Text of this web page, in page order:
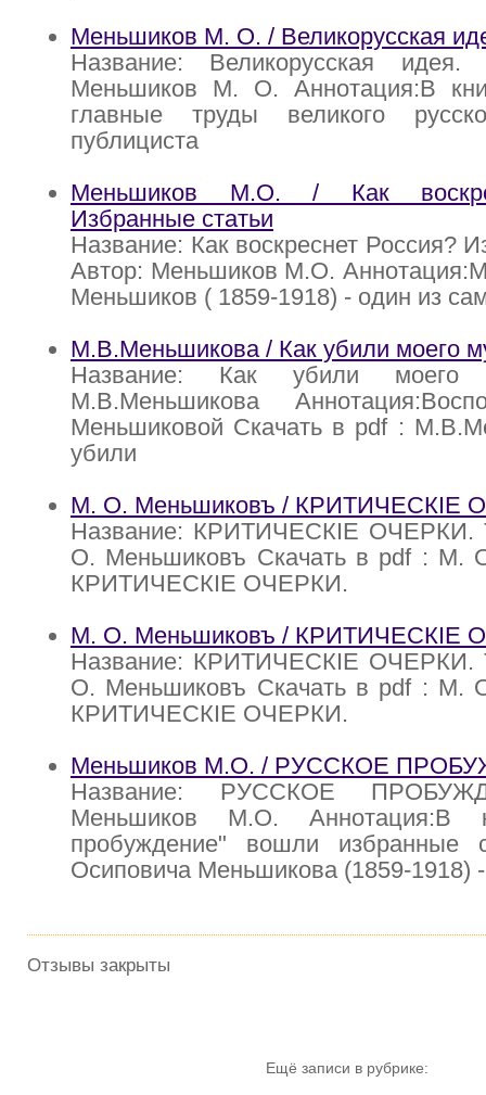
Меньшиков М. О. / Великорусская
Название: Великорусская
Меньшиков М. О. Аннотация:В
главные труды великого
публициста
Меньшиков М.О. / Как
Избранные статьи
Название: Как воскреснет Россия?
Автор: Меньшиков М.О.
Меньшиков ( 1859-1918) - один из
М.В.Меньшикова / Как убили моего
Название: Как убили моего
М.В.Меньшикова
Меньшиковой Скачать в pdf :
убили
М. О. Меньшиковъ / КРИТИЧЕСКIЕ
Название: КРИТИЧЕСКIЕ ОЧЕРКИ.
О. Меньшиковъ Скачать в pdf : М.
КРИТИЧЕСКIЕ ОЧЕРКИ.
М. О. Меньшиковъ / КРИТИЧЕСКIЕ
Название: КРИТИЧЕСКIЕ ОЧЕРКИ.
О. Меньшиковъ Скачать в pdf : М.
КРИТИЧЕСКIЕ ОЧЕРКИ.
Меньшиков М.О. / РУССКОЕ
Название: РУССКОЕ
Меньшиков М.О. Аннотация:В
пробуждение" вошли избранные
Осиповича Меньшикова (1859-1918) -
Отзывы закрыты
Ещё записи в рубрике: